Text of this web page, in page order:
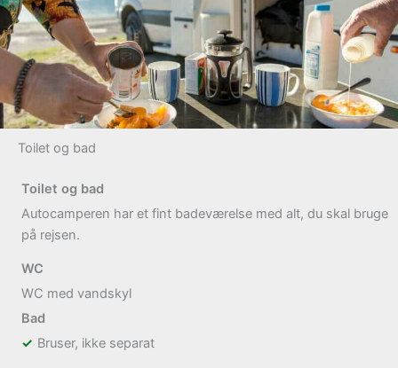
Toilet og bad
Toilet og bad
Autocamperen har et fint badeværelse med alt, du skal bruge
på rejsen.
WC
WC med vandskyl
Bad
Bruser, ikke separat